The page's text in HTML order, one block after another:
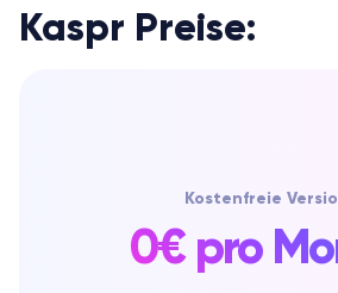
Kaspr Preise:
Kostenfreie
0€ pro